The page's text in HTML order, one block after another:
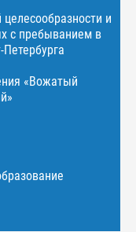
и
с пребыванием в
«Вожатый